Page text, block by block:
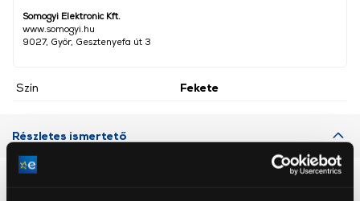
Somogyi Elektronic Kft.
www.somogyi.hu
9027, Győr, Gesztenyefa út 3
Szín Fekete
Részletes ismertető